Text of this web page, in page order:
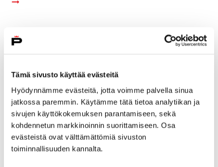
Tämä sivusto käyttää evästeitä
Hyödynnämme evästeitä, jotta voimme palvella sinua
jatkossa paremmin. Käytämme tätä tietoa analytiikan ja
sivujen käyttökokemuksen parantamiseen, sekä
kohdennetun markkinoinnin suorittamiseen. Osa
evästeistä ovat välttämättömiä sivuston
toiminnallisuuden kannalta.